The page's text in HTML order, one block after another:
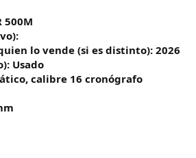
500M
lo vende (si es distinto): 2026
Usado
calibre 16 cronógrafo